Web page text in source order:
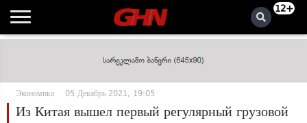
12+
Экономика 05 Декабрь 2021, 19:05
Из Китая вышел первый регулярный грузовой